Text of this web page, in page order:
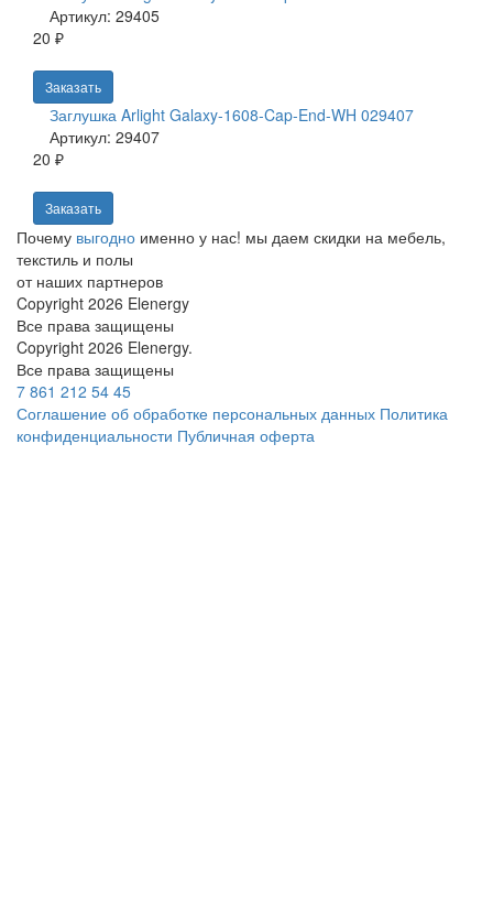
Артикул: 29405
20 ₽
Заказать
Заглушка Arlight Galaxy-1608-Cap-End-WH 029407
Артикул: 29407
20 ₽
Заказать
Почему выгодно именно у нас! мы даем скидки на мебель,
текстиль и полы
от наших партнеров
Copyright 2026 Elenergy
Все права защищены
Copyright 2026 Elenergy.
Все права защищены
7 861 212 54 45
Соглашение об обработке персональных данных Политика
конфиденциальности Публичная оферта